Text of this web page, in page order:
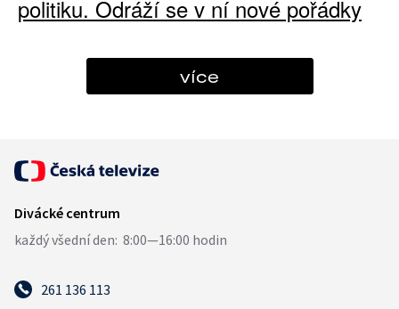
politiku. Odráží se v ní nové pořádky
více
261 136 113